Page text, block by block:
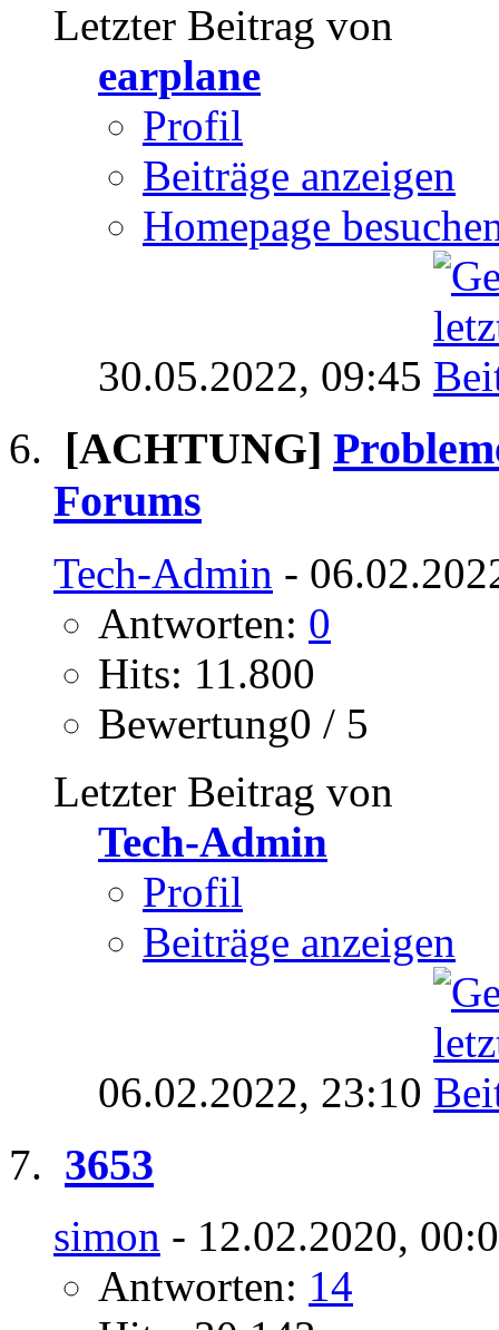
Letzter Beitrag von
earplane
Profil
Beiträge anzeigen
Homepage
30.05.2022, 09:45
[ACHTUNG]
Forums
Tech-Admin -
Antworten: 0
Hits: 11.800
Bewertung0 / 5
Letzter Beitrag von
Tech-Admin
Profil
Beiträge anzeigen
06.02.2022, 23:10
3653
simon - 12.02.2020,
Antworten: 14